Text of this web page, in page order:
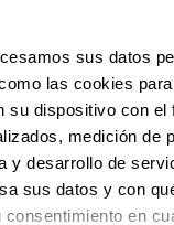
sus datos
las cookies para
su dispositivo con el
medición de
y desarrollo de
sus datos y con
en
el posible
sobre el